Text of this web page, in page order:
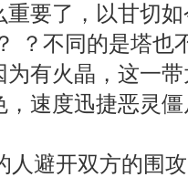
要了，以甘切
不同的是塔也
有火晶，这一
，速度迅捷恶灵
避开双方的围